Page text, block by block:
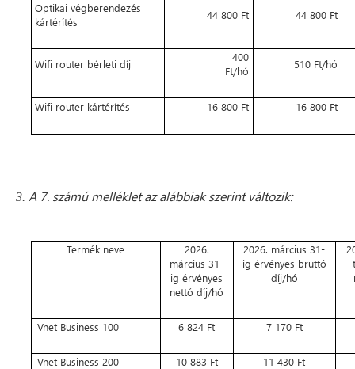
Optikai végberendezés
kártérítés
44 800 Ft 44 800 Ft
Wifi router bérleti díj
400
Ft/hó
510 Ft/hó
Wifi router kártérítés 16 800 Ft 16 800 Ft
3. A 7. számú melléklet az alábbiak szerint változik:
Termék neve
2026.
március 31-
ig érvényes
nettó díj/hó
2026. március 31-
ig érvényes bruttó
díj/hó
Vnet Business 100 6 824 Ft 7 170 Ft
Vnet Business 200 10 883 Ft 11 430 Ft